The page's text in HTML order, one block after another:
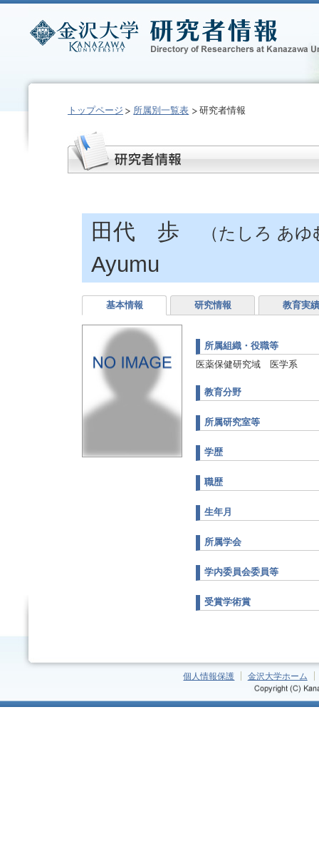
トップページ 所属別一覧表 研究者情報
田代 歩 （たしろ あゆ
Ayumu
基本情報 研究情報 教育実績
所属組織・役職等
医薬保健研究域 医学系
教育分野
所属研究室等
学歴
職歴
生年月
所属学会
学内委員会委員等
受賞学術賞
個人情報保護 金沢大学ホーム